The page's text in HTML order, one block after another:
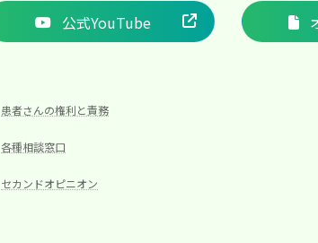
公式YouTube
患者さんの権利と責務
各種相談窓口
セカンドオピニオン